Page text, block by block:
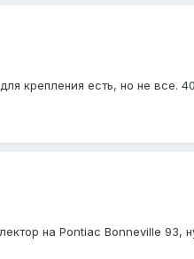
крепления есть, но не все.
на Pontiac Bonneville 93,